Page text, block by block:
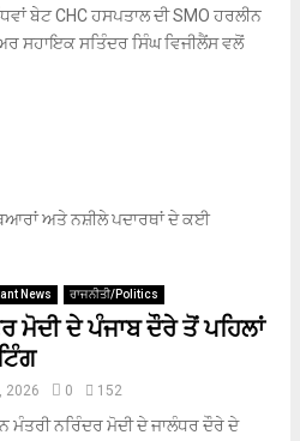
ਬੇਟ CHC ਹਸਪਤਾਲ ਦੀ SMO ਹਰਲੀਨ
ਸਹਾਇਕ ਸਤਿੰਦਰ ਸਿੰਘ ਵਿਜੀਲੈਂਸ ਵਲੋਂ
ਅਤੇ ਨਸ਼ੀਲੇ ਪਦਾਰਥਾਂ ਦੇ ਕਈ
News ਰਾਜਨੀਤੀ/Politics
ਮੋਦੀ ਦੇ ਪੰਜਾਬ ਦੌਰੇ ਤੋਂ ਪਹਿਲਾਂ
2026 0 152
ਮੰਤਰੀ ਨਰਿੰਦਰ ਮੋਦੀ ਦੇ ਜਾਲੰਧਰ ਦੌਰੇ ਦੇ